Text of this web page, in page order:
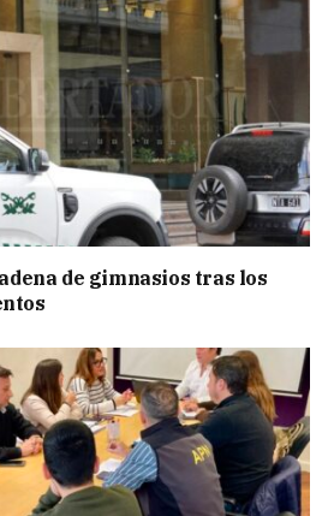
de gimnasios tras los